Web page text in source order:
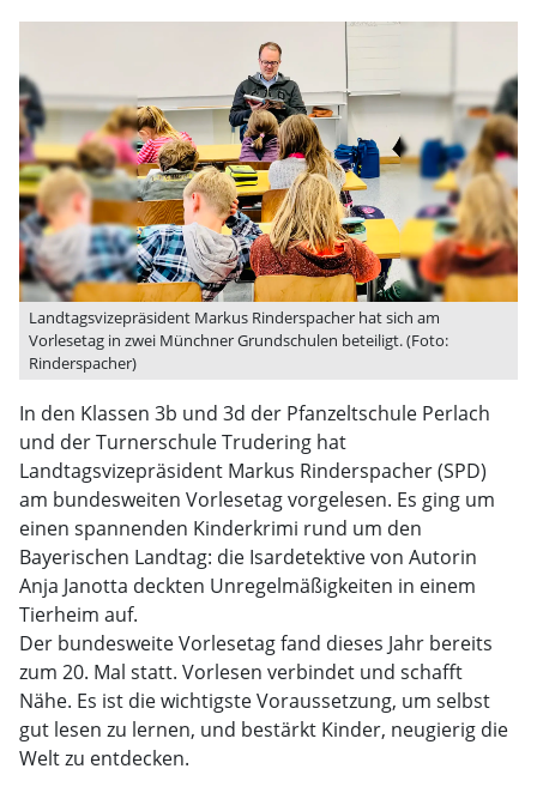
Landtagsvizepräsident Markus Rinderspacher hat sich am
Vorlesetag in zwei Münchner Grundschulen beteiligt. (Foto:
Rinderspacher)
In den Klassen 3b und 3d der Pfanzeltschule Perlach
und der Turnerschule Trudering hat
Landtagsvizepräsident Markus Rinderspacher (SPD)
am bundesweiten Vorlesetag vorgelesen. Es ging um
einen spannenden Kinderkrimi rund um den
Bayerischen Landtag: die Isardetektive von Autorin
Anja Janotta deckten Unregelmäßigkeiten in einem
Tierheim auf.
Der bundesweite Vorlesetag fand dieses Jahr bereits
zum 20. Mal statt. Vorlesen verbindet und schafft
Nähe. Es ist die wichtigste Voraussetzung, um selbst
gut lesen zu lernen, und bestärkt Kinder, neugierig die
Welt zu entdecken.